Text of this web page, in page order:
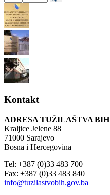
Kontakt
ADRESA TUŽILAŠTVA BIH
Kraljice Jelene 88
71000 Sarajevo
Bosna i Hercegovina
Tel: +387 (0)33 483 700
Fax: +387 (0)33 483 840
info@tuzilastvobih.gov.ba